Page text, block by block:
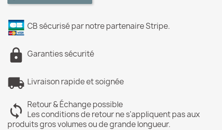
CB sécurisé par notre partenaire Stripe.
Garanties sécurité
Livraison rapide et soignée
Retour & Échange possible
Les conditions de retour ne s'appliquent pas aux
produits gros volumes ou de grande longueur.